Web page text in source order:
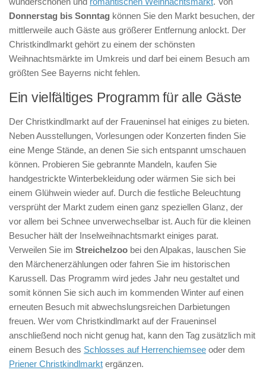
Donnerstag bis Sonntag können Sie den Markt besuchen, der
mittlerweile auch Gäste aus größerer Entfernung anlockt. Der
Christkindlmarkt gehört zu einem der schönsten
Weihnachtsmärkte im Umkreis und darf bei einem Besuch am
größten See Bayerns nicht fehlen.
Ein vielfältiges Programm für alle Gäste
Der Christkindlmarkt auf der Fraueninsel hat einiges zu bieten.
Neben Ausstellungen, Vorlesungen oder Konzerten finden Sie
eine Menge Stände, an denen Sie sich entspannt umschauen
können. Probieren Sie gebrannte Mandeln, kaufen Sie
handgestrickte Winterbekleidung oder wärmen Sie sich bei
einem Glühwein wieder auf. Durch die festliche Beleuchtung
versprüht der Markt zudem einen ganz speziellen Glanz, der
vor allem bei Schnee unverwechselbar ist. Auch für die kleinen
Besucher hält der Inselweihnachtsmarkt einiges parat.
Verweilen Sie im Streichelzoo bei den Alpakas, lauschen Sie
den Märchenerzählungen oder fahren Sie im historischen
Karussell. Das Programm wird jedes Jahr neu gestaltet und
somit können Sie sich auch im kommenden Winter auf einen
erneuten Besuch mit abwechslungsreichen Darbietungen
freuen. Wer vom Christkindlmarkt auf der Fraueninsel
anschließend noch nicht genug hat, kann den Tag zusätzlich mit
einem Besuch des Schlosses auf Herrenchiemsee oder dem
Priener Christkindlmarkt ergänzen.